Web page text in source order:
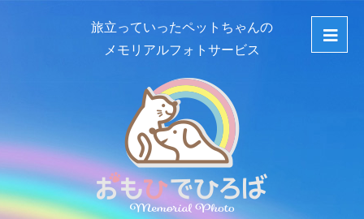
旅立っていったペットちゃんの
メモリアルフォトサービス